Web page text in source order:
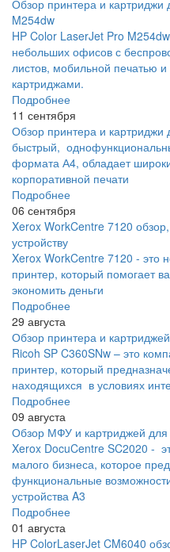
Обзор принтера и картриджи
M254dw
HP Color LaserJet Pro
небольших офисов с
листов, мобильной печатью
картриджами.
Подробнее
11 сентября
Обзор принтера и картриджи
быстрый,
формата А4, обладает
корпоративной печати
Подробнее
06 сентября
Xerox WorkCentre 7120
устройству
Xerox WorkCentre 7120 - это
принтер, который помогает
экономить деньги
Подробнее
29 августа
Обзор принтера и
Ricoh SP C360SNw – это
принтер, который
находящихся в условиях
Подробнее
09 августа
Обзор МФУ и картриджей
Xerox DocuCentre SC2020 -
малого бизнеса, которое
функциональные
устройства A3
Подробнее
01 августа
HP ColorLaserJet CM6040